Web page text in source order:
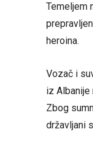
Temeljem
heroina.
Vozač i
iz Albanije
Zbog
državljani